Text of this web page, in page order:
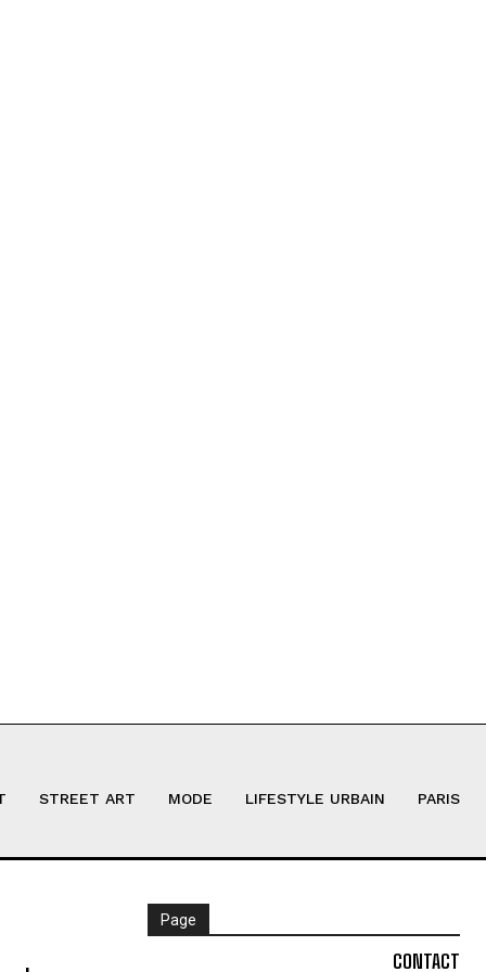
STREET ART MODE LIFESTYLE URBAIN PARIS
Page
CONTACT